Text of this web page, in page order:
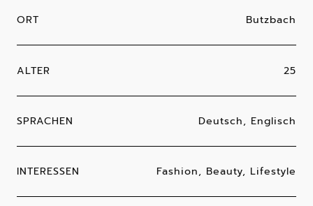
ORT Butzbach
ALTER 25
SPRACHEN Deutsch, Englisch
INTERESSEN Fashion, Beauty, Lifestyle